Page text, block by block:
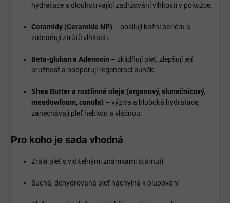
hydratace a dlouhotrvající zadržování vlhkosti v pokožce.
Ceramidy (Ceramide NP) – posilují kožní bariéru a
zabraňují ztrátě vlhkosti.
Beta-glukan a Adenosin – zklidňují pleť, zlepšují její
pružnost a podporují regeneraci buněk.
Shea Butter a rostlinné oleje (arganový, slunečnicový,
meadowfoam, canola) – výživa a hluboká hydratace,
zanechávají pleť hebkou a vláčnou.
Pro koho je sada vhodná
Zralá pleť s viditelnými známkami stárnutí
Suchá, dehydrovaná pleť náchylná k olupování